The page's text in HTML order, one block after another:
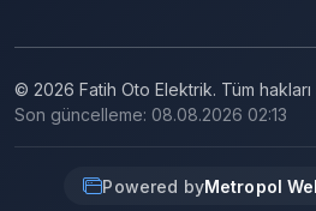
© 2026 Fatih Oto Elektrik. Tüm hakları
Son güncelleme: 08.08.2026 02:13
Powered byMetropol